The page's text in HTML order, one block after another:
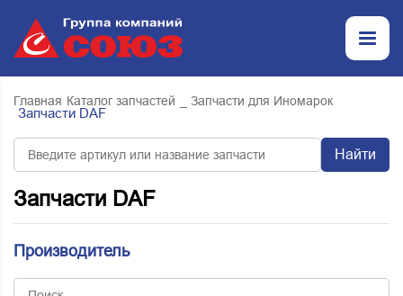
Главная Каталог запчастей _ Запчасти для Иномарок
Запчасти DAF
Найти
Запчасти DAF
Производитель